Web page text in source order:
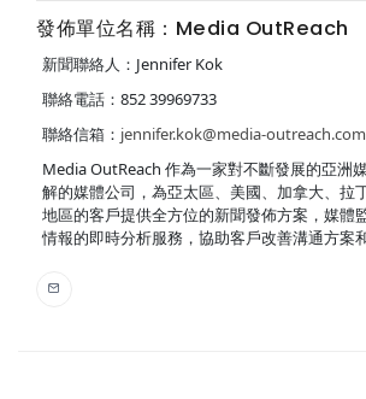
發佈單位名稱：Media OutReach
新聞聯絡人：Jennifer Kok
聯絡電話：852 39969733
聯絡信箱： jennifer.kok@media-outreach.com
Media OutReach 作為一家對不斷發展的亞洲
解的媒體公司，為亞太區、美國、加拿大、拉
地區的客戶提供全方位的新聞發佈方案，媒體
情報的即時分析服務，協助客戶改善溝通方案